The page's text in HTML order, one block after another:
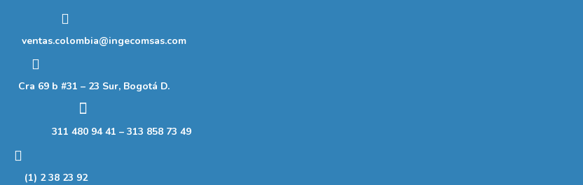
contenido
ventas.colombia@ingecomsas.com
Cra 69 b #31 – 23 Sur, Bogotá D.
311 480 94 41 – 313 858 73 49
(1) 2 38 23 92